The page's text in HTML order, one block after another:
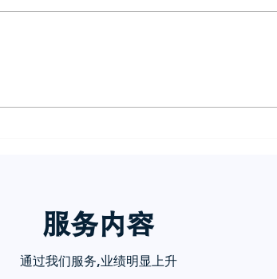
诉你
服务内容
通过我们服务,业绩明显上升